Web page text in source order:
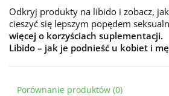
Odkryj produkty na libido i zobacz,
cieszyć się lepszym popędem
więcej o korzyściach suplementacji.
Libido – jak je podnieść u kobiet i
Porównanie produktów (0)